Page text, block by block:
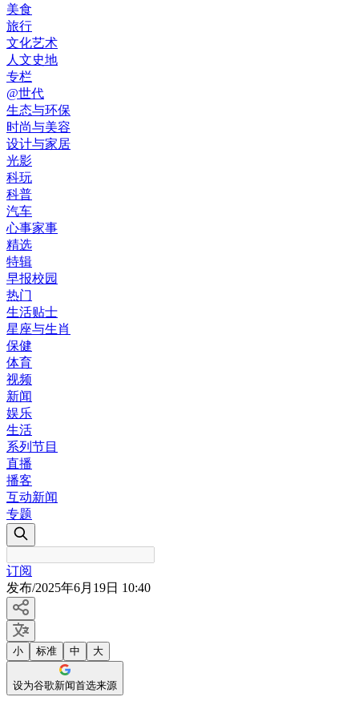
美食
旅行
文化艺术
人文史地
专栏
@世代
生态与环保
时尚与美容
设计与家居
光影
科玩
科普
汽车
心事家事
精选
特辑
早报校园
热门
生活贴士
星座与生肖
保健
体育
视频
新闻
娱乐
生活
系列节目
直播
播客
互动新闻
专题
订阅
发布/2025年6月19日 10:40
小 标准 中 大
设为谷歌新闻首选来源